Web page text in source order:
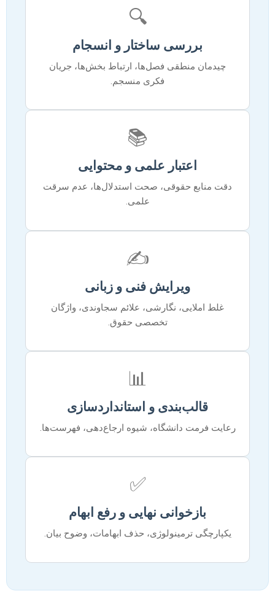
🔍
بررسی ساختار و انسجام
چیدمان منطقی فصل‌ها، ارتباط بخش‌ها، جریان
فکری منسجم.
📚
اعتبار علمی و محتوایی
دقت منابع حقوقی، صحت استدلال‌ها، عدم سرقت
علمی.
✍️
ویرایش فنی و زبانی
غلط املایی، نگارشی، علائم سجاوندی، واژگان
تخصصی حقوق.
📊
قالب‌بندی و استانداردسازی
رعایت فرمت دانشگاه، شیوه ارجاع‌دهی، فهرست‌ها.
✅
بازخوانی نهایی و رفع ابهام
یکپارچگی ترمینولوژی، حذف ابهامات، وضوح بیان.